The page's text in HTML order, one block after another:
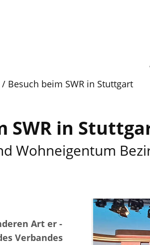
Besuch beim SWR in Stuttgart
SWR in
Wohneigentum
Art er -
Verbandes